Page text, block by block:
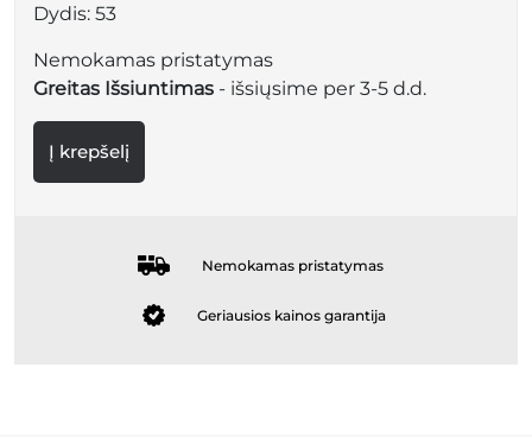
Dydis: 53
Nemokamas pristatymas
Greitas Išsiuntimas - išsiųsime per 3-5 d.d.
Į krepšelį
Nemokamas pristatymas
Geriausios kainos garantija